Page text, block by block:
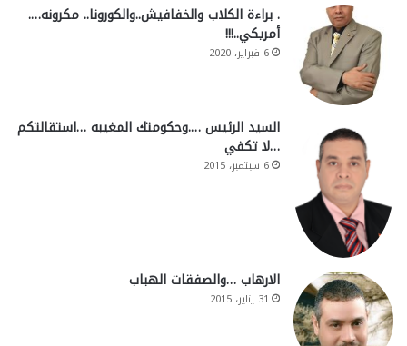
. براءة الكلاب والخفافيش..والكورونا.. مكرونه….
أمريكي..!!!
6 فبراير، 2020
السيد الرئيس ….وحكومتك المغيبه …استقالتكم
…لا تكفي
6 سبتمبر، 2015
الارهاب …والصفقات الهباب
31 يناير، 2015